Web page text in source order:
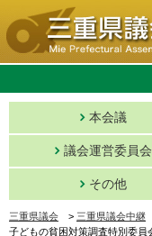
本会議
議会運営委員会
その他
三重県議会 > 三重県議会中継
子どもの貧困対策調査特別委員